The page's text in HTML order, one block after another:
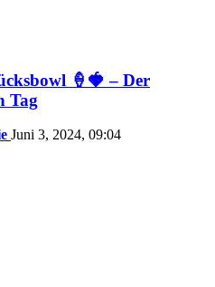
🍦🍓 – Der
Tag
Juni 3, 2024, 09:04